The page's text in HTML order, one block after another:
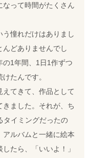
って時間がたくさん
憧れだけはありまし
どありませんでし
の1年間、1日1作ずつ
たんです。
てきて、作品として
ました。それが、ち
タイミングだったの
アルバムと一緒に絵本
たら、「いいよ！」